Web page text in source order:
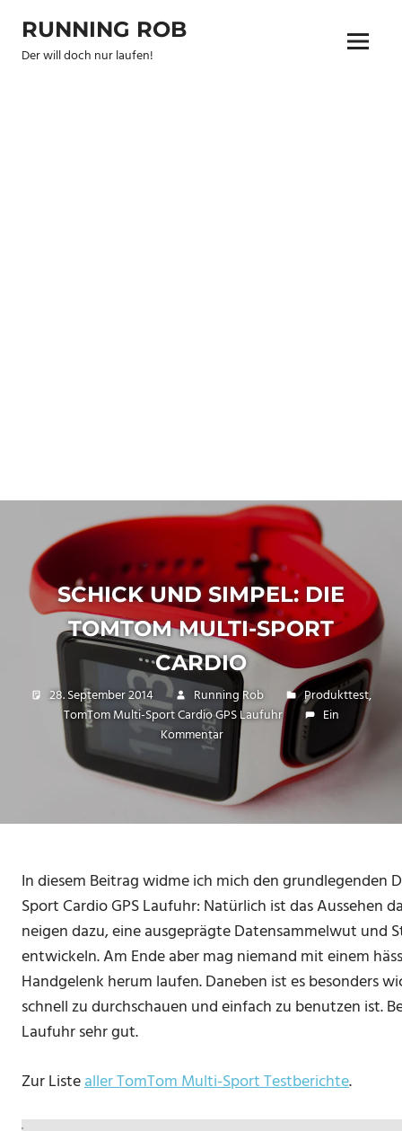
Inhalt
springen
RUNNING ROB
Der will doch nur laufen! Menu
SCHICK UND SIMPEL: DIE
TOMTOM MULTI-SPORT
CARDIO
28. September 2014 Running Rob Produkttest,
TomTom Multi-Sport Cardio GPS Laufuhr
Ein
Kommentar
In diesem Beitrag widme ich mich den grundlegenden
Sport Cardio GPS Laufuhr: Natürlich ist das Aussehen
neigen dazu, eine ausgeprägte Datensammelwut und
entwickeln. Am Ende aber mag niemand mit einem
Handgelenk herum laufen. Daneben ist es besonders
schnell zu durchschauen und einfach zu benutzen ist.
Laufuhr sehr gut.
Zur Listealler TomTom Multi-Sport Testberichte.